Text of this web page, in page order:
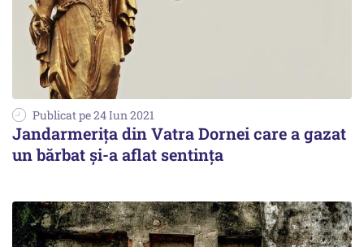
Publicat pe 24 Iun 2021
Jandarmerița din Vatra Dornei care a gazat
un bărbat și-a aflat sentința